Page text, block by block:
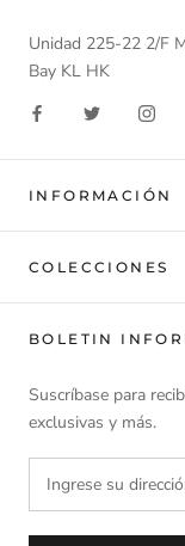
Unidad 225-22 2/F
Bay KL HK
INFORMACIÓN
COLECCIONES
BOLETIN
Suscríbase para
exclusivas y más.